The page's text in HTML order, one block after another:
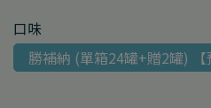
口味
勝補納 (單箱24罐+贈2罐) 【